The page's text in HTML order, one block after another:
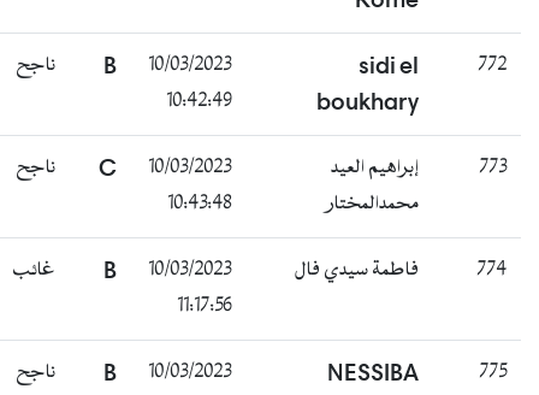
772
sidi el
boukhary
10/03/2023
10:42:49
B ناجح
773
إبراهيم العيد
محمدالمختار
10/03/2023
10:43:48
C ناجح
774 فاطمة سيدي فال
10/03/2023
11:17:56
B غائب
775
NESSIBA
10/03/2023
B ناجح